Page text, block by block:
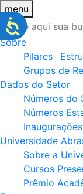
menu
Sobre
Pilares
Grupos de
Dados do Setor
Números do
Números
Inaugurações
Universidade
Sobre a
Cursos
Prêmio